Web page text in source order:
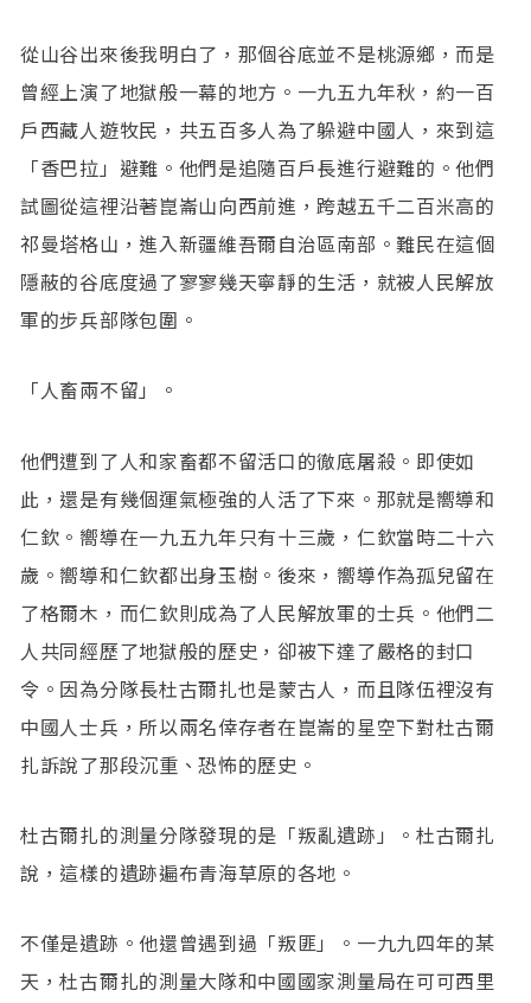
從山谷出來後我明白了，那個谷底並不是桃源鄉，而是
曾經上演了地獄般一幕的地方。一九五九年秋，約一百
戶西藏人遊牧民，共五百多人為了躲避中國人，來到這
「香巴拉」避難。他們是追隨百戶長進行避難的。他們
試圖從這裡沿著崑崙山向西前進，跨越五千二百米高的
祁曼塔格山，進入新疆維吾爾自治區南部。難民在這個
隱蔽的谷底度過了寥寥幾天寧靜的生活，就被人民解放
軍的步兵部隊包圍。
「人畜兩不留」。
他們遭到了人和家畜都不留活口的徹底屠殺。即使如
此，還是有幾個運氣極強的人活了下來。那就是嚮導和
仁欽。嚮導在一九五九年只有十三歲，仁欽當時二十六
歲。嚮導和仁欽都出身玉樹。後來，嚮導作為孤兒留在
了格爾木，而仁欽則成為了人民解放軍的士兵。他們二
人共同經歷了地獄般的歷史，卻被下達了嚴格的封口
令。因為分隊長杜古爾扎也是蒙古人，而且隊伍裡沒有
中國人士兵，所以兩名倖存者在崑崙的星空下對杜古爾
扎訴說了那段沉重、恐怖的歷史。
杜古爾扎的測量分隊發現的是「叛亂遺跡」。杜古爾扎
說，這樣的遺跡遍布青海草原的各地。
不僅是遺跡。他還曾遇到過「叛匪」。一九九四年的某
天，杜古爾扎的測量大隊和中國國家測量局在可可西里